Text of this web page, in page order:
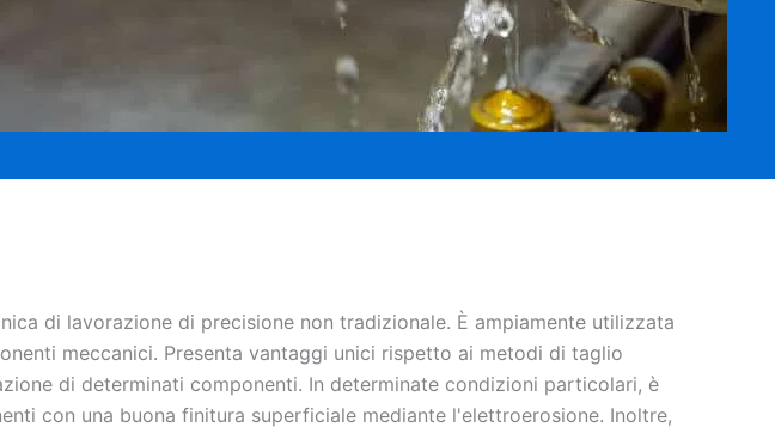
di lavorazione di precisione non tradizionale. È ampiamente utilizzata
meccanici. Presenta vantaggi unici rispetto ai metodi di taglio
di determinati componenti. In determinate condizioni particolari, è
con una buona finitura superficiale mediante l'elettroerosione. Inoltre,